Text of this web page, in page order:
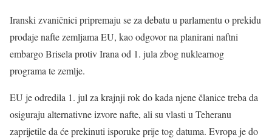
Iranski zvaničnici pripremaju se za debatu u parlamentu o prekidu
prodaje nafte zemljama EU, kao odgovor na planirani naftni
embargo Brisela protiv Irana od 1. jula zbog nuklearnog
programa te zemlje.
EU je odredila 1. jul za krajnji rok do kada njene članice treba da
osiguraju alternativne izvore nafte, ali su vlasti u Teheranu
zaprijetile da će prekinuti isporuke prije tog datuma. Evropa je do